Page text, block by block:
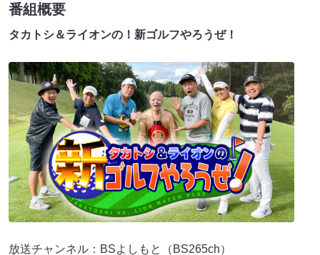
番組概要
タカトシ＆ライオンの！新ゴルフやろうぜ！
放送チャンネル：BSよしもと（BS265ch）